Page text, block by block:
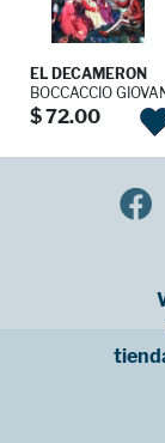
EL DECAMERON
BOCCACCIO
$ 72.00